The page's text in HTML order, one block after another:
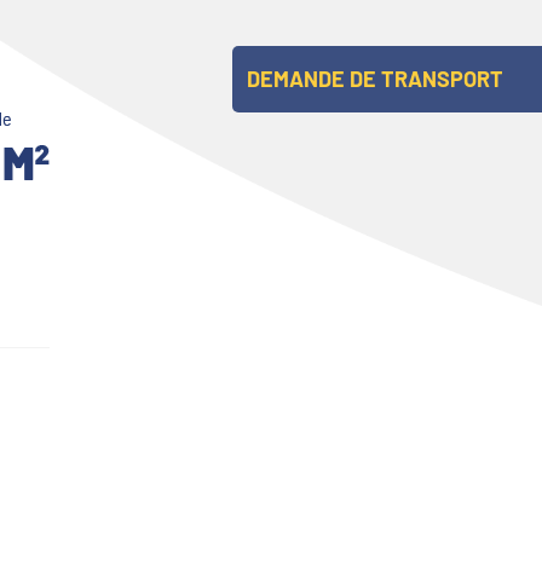
DEMANDE DE TRANSPORT